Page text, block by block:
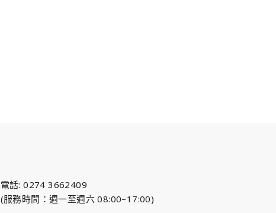
電話: 0274 3662409
(服務時間：週一至週六 08:00–17:00)